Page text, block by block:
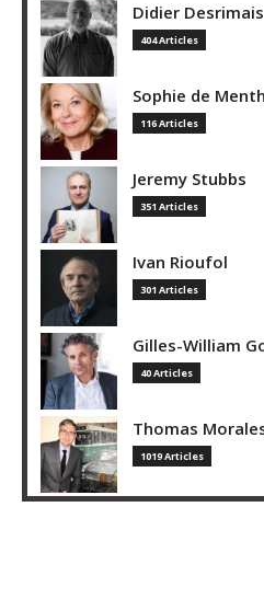
Didier Desrimais
404 Articles
Sophie de
116 Articles
Jeremy Stubbs
351 Articles
Ivan Rioufol
301 Articles
Gilles-William
40 Articles
Thomas
1019 Articles